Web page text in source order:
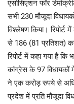
एसोसिएशन फॉर
सभी 230 मौजूदा
विश्लेषण किया। रिपोर्ट
से 186 (81 प्रतिशत)
रिपोर्ट में कहा गया है
कांग्रेस के 97 विधायकों
ने एक करोड़ रुपये से
प्रदेश में प्रति मौजूदा